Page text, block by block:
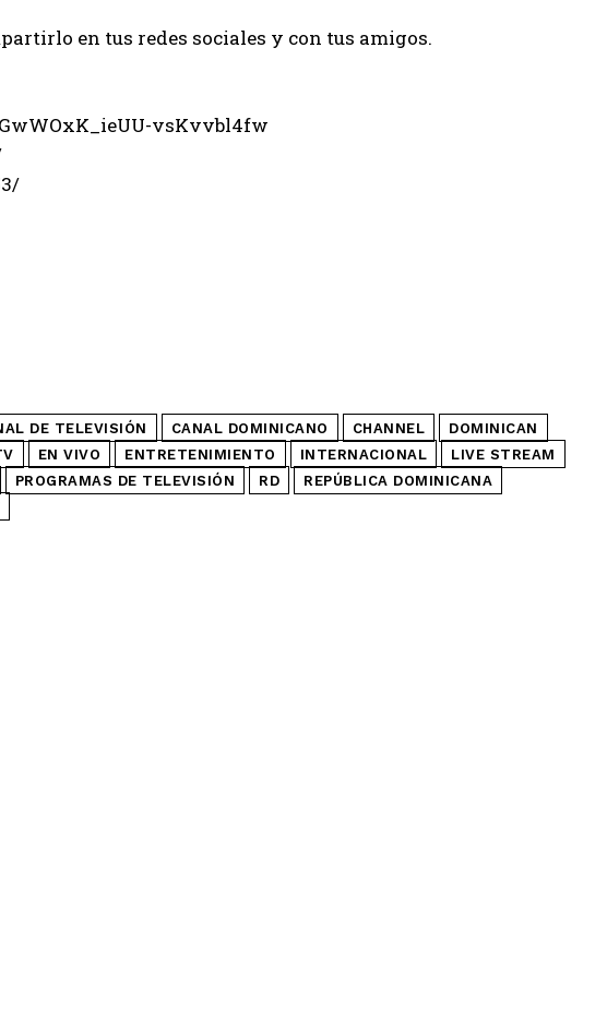
en tus redes sociales y con tus amigos.
vsKvvbl4fw
DE TELEVISIÓN CANAL DOMINICANO CHANNEL
DOMINICAN
EN VIVO ENTRETENIMIENTO INTERNACIONAL
LIVE STREAM
PROGRAMAS DE TELEVISIÓN RD
REPÚBLICA DOMINICANA